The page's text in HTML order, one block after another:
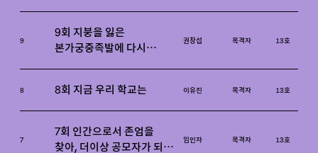
9
9회 지붕을 잃은
본가궁중족발에 다시
권창섭 목격자 13호
8 8회 지금 우리 학교는 이유진 목격자 13호
7
7회 인간으로서 존엄을
찾아, 더이상 공모자가 되지
임인자 목격자 13호